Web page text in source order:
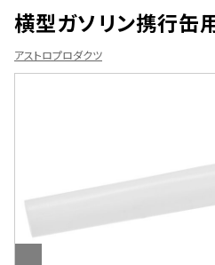
横型ガソリン携行缶
アストロプロダクツ